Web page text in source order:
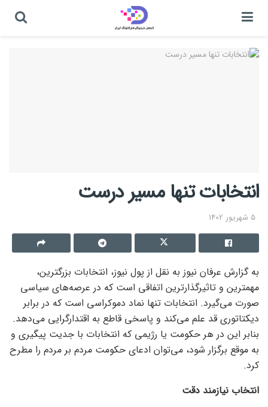
انتخابات تنها مسیر درست
5 شهریور 1402
به گزارش عرفان نیوز به نقل از پول نیوز، انتخابات بزرگترین،
مهمترین و تاثیرگذارترین اتفاقی است که در عرصه‌های سیاسی
صورت می‌گیرد. انتخابات تنها نماد دموکراسی است که در برابر
دیکتاتوری قد علم می‌کند و پاسخی قاطع به اقتدارگرایی می‌دهد.
بنابر این در هر حکومت یا رژیمی که انتخابات با جدیت پیگیری و
به موقع برگزار شود، می‌توان ادعای حکومت مردم بر مردم را مطرح
کرد.
انتخاب نیازمند دقت